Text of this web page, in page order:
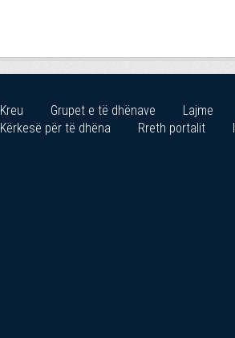
Kreu Grupet e të dhënave Lajme
Kërkesë për të dhëna
Rreth portalit